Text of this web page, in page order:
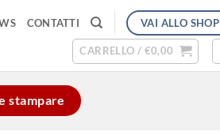
CONTATTI VAI ALLO SHOP
CARRELLO / €0,00
stampare